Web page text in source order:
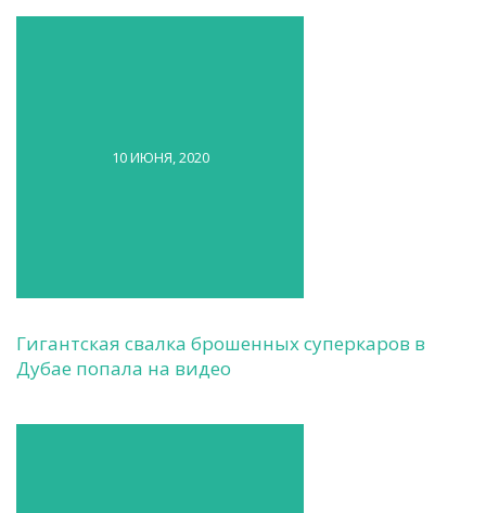
10 ИЮНЯ, 2020
Гигантская свалка брошенных суперкаров в
Дубае попала на видео